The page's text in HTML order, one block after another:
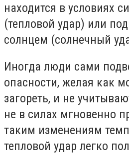
находится в условиях
(тепловой удар) или
солнцем (солнечный
Иногда люди сами
опасности, желая как
загореть, и не
не в силах мгновенно
таким изменениям
тепловой удар легко